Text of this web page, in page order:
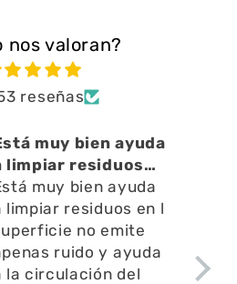
nos valoran?
reseñas
muy bien ayuda
limpiar residuos
l muy bien ayuda
limpiar residuos en l
no emite
ruido y ayuda
la circulación del